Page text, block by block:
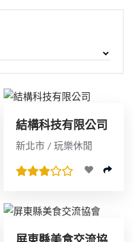
結構科技有限公司
新北市 / 玩樂休閒